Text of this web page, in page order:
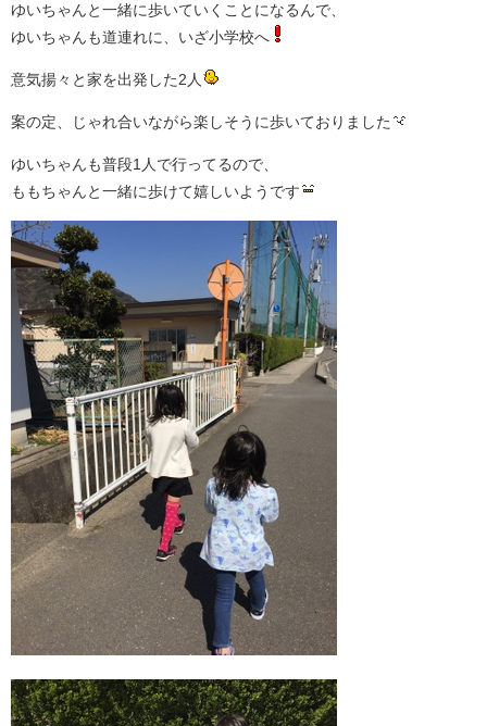
ゆいちゃんと一緒に歩いていくことになるんで、
ゆいちゃんも道連れに、いざ小学校へ
意気揚々と家を出発した2人
案の定、じゃれ合いながら楽しそうに歩いておりました
ゆいちゃんも普段1人で行ってるので、
ももちゃんと一緒に歩けて嬉しいようです